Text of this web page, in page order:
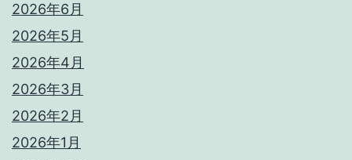
2026年6月
2026年5月
2026年4月
2026年3月
2026年2月
2026年1月